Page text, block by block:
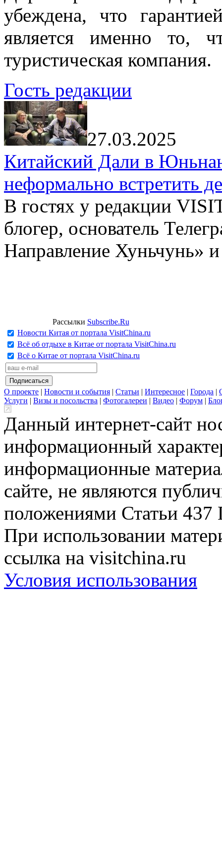
убеждена, что
является именно то,
туристическая компания.
Гость редакции
27.03.2025
Китайский Дали в
неформально встретить
В гостях у редакции
блогер, основатель
Направление Хуньчунь»
Рассылки Subscribe.Ru
Новости Китая от портала VisitChina.ru
Всё об отдыхе в Китае от портала VisitChina.ru
Всё о Китае от портала VisitChina.ru
О проекте | Новости и события | Статьи | Интересное | Города |
Услуги | Визы и посольства | Фотогалереи | Видео | Форум |
Данный интернет-сайт
информационный
информационные
сайте, не являются
положениями Статьи 437
При использовании
ссылка на visitchina.ru
Условия использования